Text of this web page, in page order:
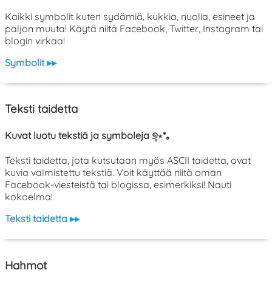
Kaikki symbolit kuten sydämiä, kukkia, nuolia, esineet ja
paljon muuta! Käytä niitä Facebook, Twitter, Instagram tai
blogin virkaa!
Symbolit ▸▸
Teksti taidetta
Kuvat luotu tekstiä ja symboleja ୭̥⋆*｡
Teksti taidetta, jota kutsutaan myös ASCII taidetta, ovat
kuvia valmistettu tekstiä. Voit käyttää niitä oman
Facebook-viesteistä tai blogissa, esimerkiksi! Nauti
kokoelma!
Teksti taidetta ▸▸
Hahmot